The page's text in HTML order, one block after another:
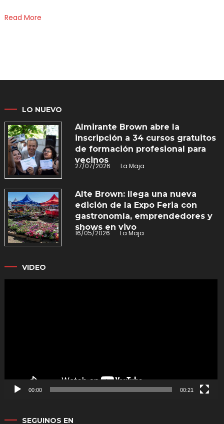
Read More
LO NUEVO
Almirante Brown abre la
inscripción a 34 cursos gratuitos
de formación profesional para
vecinos
27/07/2026 La Maja
Alte Brown: llega una nueva
edición de la Expo Feria con
gastronomía, emprendedores y
shows en vivo
16/05/2026 La Maja
VIDEO
00:00 00:21
SEGUINOS EN